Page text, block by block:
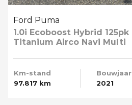
Ford Puma
1.0i Ecoboost Hybrid 125pk
Titanium Airco Navi Multi
Km-stand
97.817 km
Bouwjaar
2021